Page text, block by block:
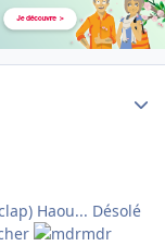
Haou... Désolé